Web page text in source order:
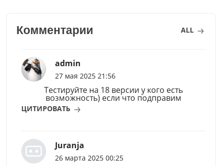
Комментарии ALL
admin
27 мая 2025 21:56
Тестируйте на 18 версии у кого есть
возможность) если что подправим
ЦИТИРОВАТЬ
Juranja
26 марта 2025 00:25